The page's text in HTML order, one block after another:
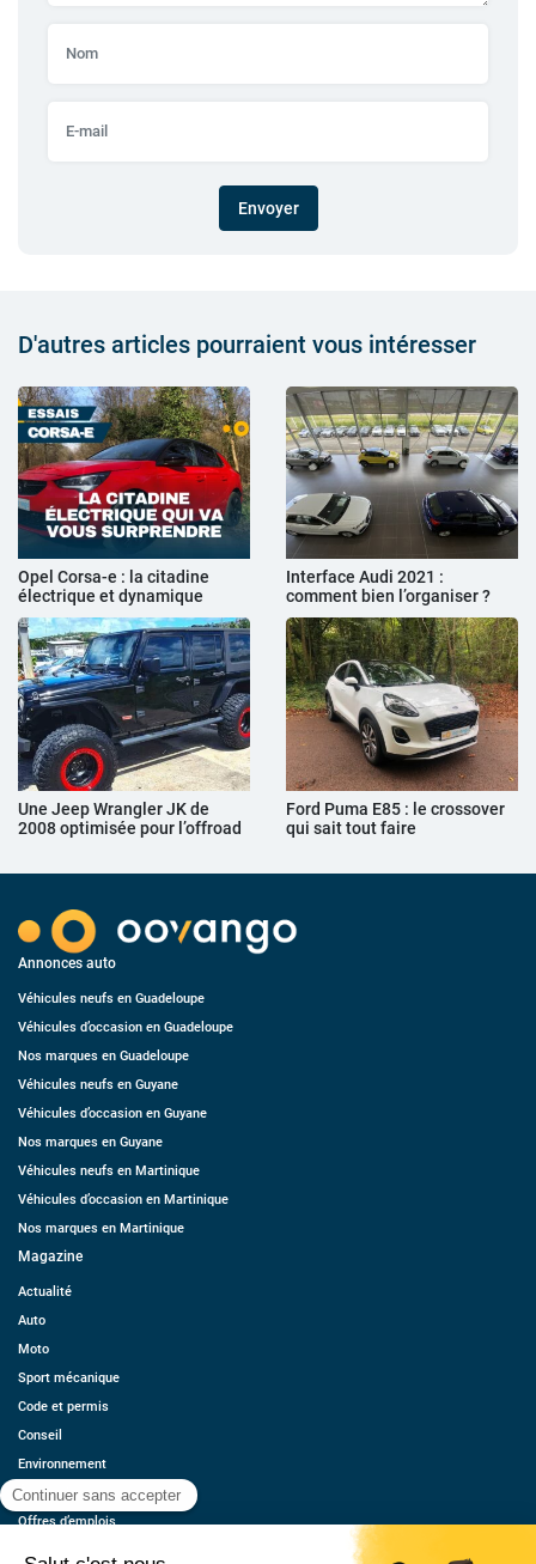
Envoyer
D'autres articles pourraient vous intéresser
Opel Corsa-e : la citadine
électrique et dynamique
Interface Audi 2021 :
comment bien l’organiser ?
Une Jeep Wrangler JK de
2008 optimisée pour l’offroad
Ford Puma E85 : le crossover
qui sait tout faire
Annonces auto
Véhicules neufs en Guadeloupe
Véhicules d’occasion en Guadeloupe
Nos marques en Guadeloupe
Véhicules neufs en Guyane
Véhicules d’occasion en Guyane
Nos marques en Guyane
Véhicules neufs en Martinique
Véhicules d’occasion en Martinique
Nos marques en Martinique
Magazine
Actualité
Auto
Moto
Sport mécanique
Code et permis
Conseil
Environnement
Économie
Offres d’emplois